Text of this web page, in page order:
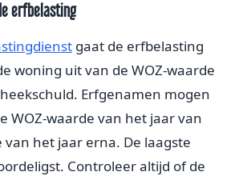
erfbelasting
gaat de erfbelasting
woning uit van de WOZ-waarde
Erfgenamen mogen
WOZ-waarde van het jaar van
van het jaar erna. De laagste
Controleer altijd of de